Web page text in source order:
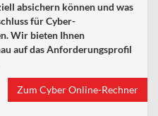
absichern können und was
für Cyber-
Wir bieten Ihnen
auf das Anforderungsprofil
Zum Cyber Online-Rechner